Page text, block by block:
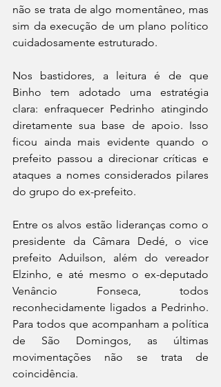
não se trata de algo momentâneo, mas
sim da execução de um plano político
cuidadosamente estruturado.
Nos bastidores, a leitura é de que
Binho tem adotado uma estratégia
clara: enfraquecer Pedrinho atingindo
diretamente sua base de apoio. Isso
ficou ainda mais evidente quando o
prefeito passou a direcionar críticas e
ataques a nomes considerados pilares
do grupo do ex-prefeito.
Entre os alvos estão lideranças como o
presidente da Câmara Dedé, o vice
prefeito Aduilson, além do vereador
Elzinho, e até mesmo o ex-deputado
Venâncio Fonseca, todos
reconhecidamente ligados a Pedrinho.
Para todos que acompanham a política
de São Domingos, as últimas
movimentações não se trata de
coincidência.